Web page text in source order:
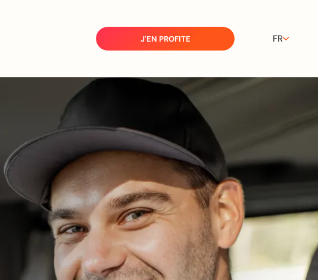
J'EN PROFITE FR